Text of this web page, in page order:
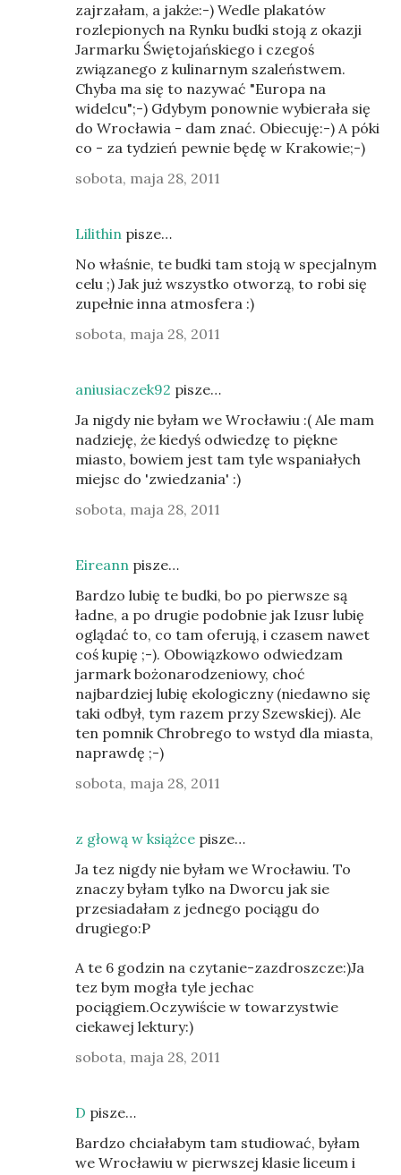
zajrzałam, a jakże:-) Wedle plakatów
rozlepionych na Rynku budki stoją z okazji
Jarmarku Świętojańskiego i czegoś
związanego z kulinarnym szaleństwem.
Chyba ma się to nazywać "Europa na
widelcu";-) Gdybym ponownie wybierała się
do Wrocławia - dam znać. Obiecuję:-) A póki
co - za tydzień pewnie będę w Krakowie;-)
sobota, maja 28, 2011
Lilithin pisze…
No właśnie, te budki tam stoją w specjalnym
celu ;) Jak już wszystko otworzą, to robi się
zupełnie inna atmosfera :)
sobota, maja 28, 2011
aniusiaczek92 pisze…
Ja nigdy nie byłam we Wrocławiu :( Ale mam
nadzieję, że kiedyś odwiedzę to piękne
miasto, bowiem jest tam tyle wspaniałych
miejsc do 'zwiedzania' :)
sobota, maja 28, 2011
Eireann pisze…
Bardzo lubię te budki, bo po pierwsze są
ładne, a po drugie podobnie jak Izusr lubię
oglądać to, co tam oferują, i czasem nawet
coś kupię ;-). Obowiązkowo odwiedzam
jarmark bożonarodzeniowy, choć
najbardziej lubię ekologiczny (niedawno się
taki odbył, tym razem przy Szewskiej). Ale
ten pomnik Chrobrego to wstyd dla miasta,
naprawdę ;-)
sobota, maja 28, 2011
z głową w książce pisze…
Ja tez nigdy nie byłam we Wrocławiu. To
znaczy byłam tylko na Dworcu jak sie
przesiadałam z jednego pociągu do
drugiego:P
A te 6 godzin na czytanie-zazdroszcze:)Ja
tez bym mogła tyle jechac
pociągiem.Oczywiście w towarzystwie
ciekawej lektury:)
sobota, maja 28, 2011
D pisze…
Bardzo chciałabym tam studiować, byłam
we Wrocławiu w pierwszej klasie liceum i